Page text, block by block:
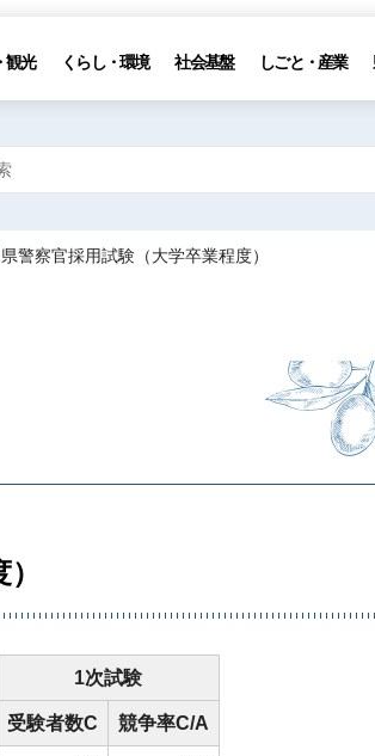
観光 くらし・環境 社会基盤 しごと・産業
警察官採用試験（大学卒業程度）
1次試験
受験者数C 競争率C/A